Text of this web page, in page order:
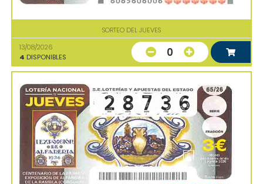
SORTEO DEL JUEVES
13/08/2026
4 DISPONIBLES 0